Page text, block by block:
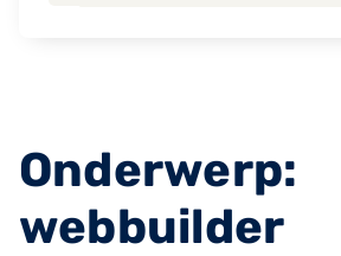
Onderwerp:
webbuilder